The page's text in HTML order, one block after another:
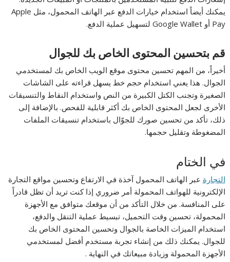
يمكنك أيضاً استخدام خيارات الدفع عبر الهاتف المحمول، مثل Apple
Pay أو Google Wallet لتسهيل عملية الدفع.
قم بتحسين المحتوى الخاص بك للجوال
أخيراً، من المهم تحسين محتوى موقع الويب الخاص بك لمستخدمي
الجوال. هذا يعني استخدام حجم خط يسهل قراءته على الشاشات
الصغيرة وتجنب الكتل الكبيرة من النص واستخدام النقاط والتنسيقات
الأخرى لجعل المحتوى الخاص بك أكثر قابلية للفحص. بالإضافة إلى
ذلك، تأكد من تحسين صورك للجوّال باستخدام تنسيقات الملفات
المضغوطة وتقليل حجمها.
في الختام
التجارة عبر الهاتف المحمول آخذة في الارتفاع وتحسين مواقع التجارة
الإلكترونية للهواتف المحمولة أمر ضروري إذا كنت تريد أن تظل قادراً
على المنافسة. من خلال التأكد من أن موقعك متوافق مع الأجهزة
المحمولة، تحسين وقت التحميل، تبسيط عملية التنقل والدفع،
استخدام الميزات الخاصة بالجوال وتحسين المحتوى الخاص بك
للجوال. يمكنك ذلك من إنشاء تجربة مستخدم أفضل لمستخدمي
الأجهزة المحمولة وزيادة مبيعاتك في النهاية .